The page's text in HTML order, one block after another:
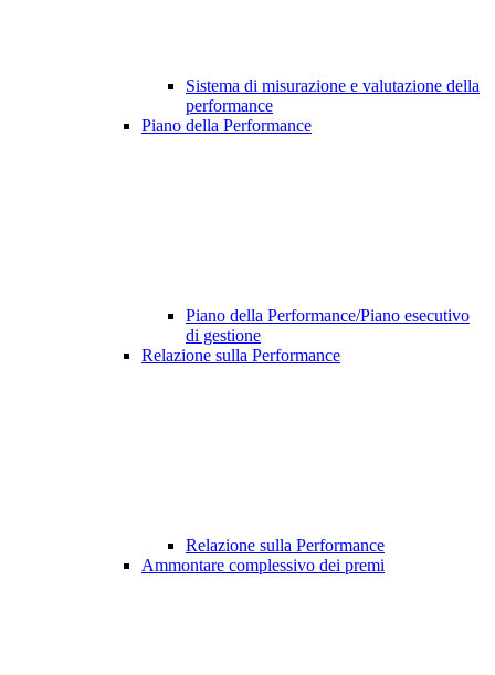
Sistema di misurazione e valutazione della
performance
Piano della Performance
Piano della Performance/Piano esecutivo
di gestione
Relazione sulla Performance
Relazione sulla Performance
Ammontare complessivo dei premi